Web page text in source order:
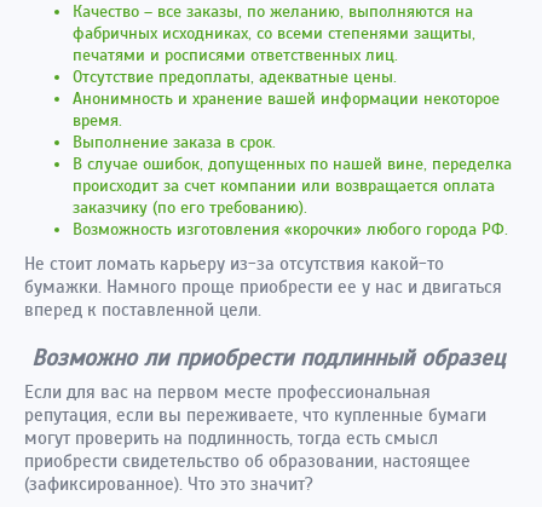
Качество – все заказы, по желанию, выполняются на
фабричных исходниках, со всеми степенями защиты,
печатями и росписями ответственных лиц.
Отсутствие предоплаты, адекватные цены.
Анонимность и хранение вашей информации некоторое
время.
Выполнение заказа в срок.
В случае ошибок, допущенных по нашей вине, переделка
происходит за счет компании или возвращается оплата
заказчику (по его требованию).
Возможность изготовления «корочки» любого города РФ.
Не стоит ломать карьеру из-за отсутствия какой-то
бумажки. Намного проще приобрести ее у нас и двигаться
вперед к поставленной цели.
Возможно ли приобрести подлинный образец
Если для вас на первом месте профессиональная
репутация, если вы переживаете, что купленные бумаги
могут проверить на подлинность, тогда есть смысл
приобрести свидетельство об образовании, настоящее
(зафиксированное). Что это значит?